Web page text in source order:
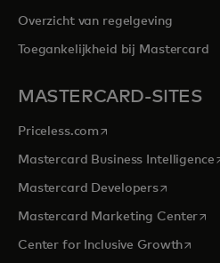
Overzicht van regelgeving
Toegankelijkheid bij Mastercard
MASTERCARD-SITES
Priceless.com opens in a new tab
Mastercard Business Intelligence
Mastercard Developersopens in a
Mastercard Marketing Center
Center for Inclusive Growthopens